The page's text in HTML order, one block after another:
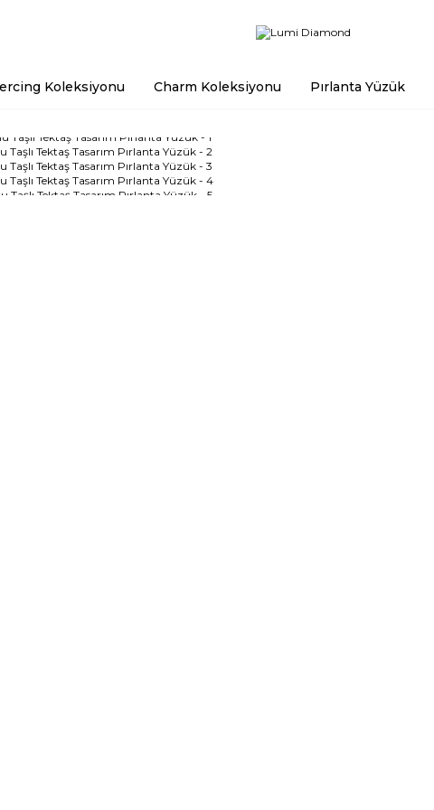
Koleksiyonu Charm Koleksiyonu Pırlanta Yüzük